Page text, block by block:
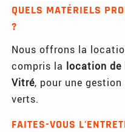
QUELS MATÉRIELS
?
Nous offrons la
compris la location de
Vitré, pour une
verts.
FAITES-VOUS